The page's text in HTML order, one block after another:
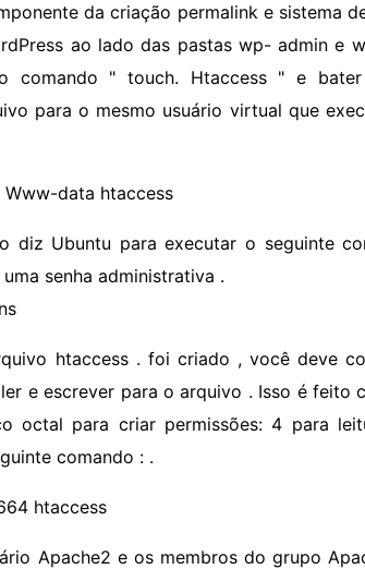
da criação permalink e sistema
ao lado das pastas wp- admin e
comando " touch. Htaccess " e
para o mesmo usuário virtual que
data htaccess
diz Ubuntu para executar o seguinte
senha administrativa .
htaccess . foi criado , você deve
e escrever para o arquivo . Isso é feito
octal para criar permissões: 4 para
comando : .
htaccess
Apache2 e os membros do grupo